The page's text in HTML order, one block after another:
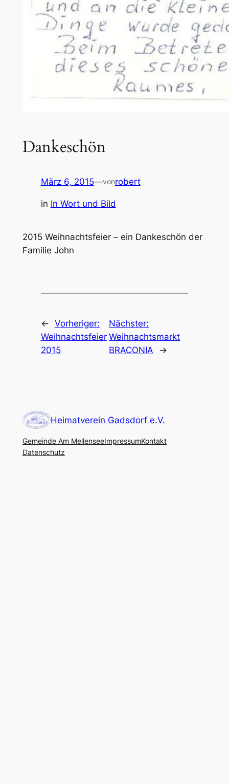
Dankeschön
März 6, 2015—vonrobert
in In Wort und Bild
2015 Weihnachtsfeier – ein Dankeschön der
Familie John
← Vorheriger:
Weihnachtsfeier
2015
Nächster:
Weihnachtsmarkt
BRACONIA
→
Heimatverein Gadsdorf e.V.
Gemeinde Am MellenseeImpressumKontakt
Datenschutz